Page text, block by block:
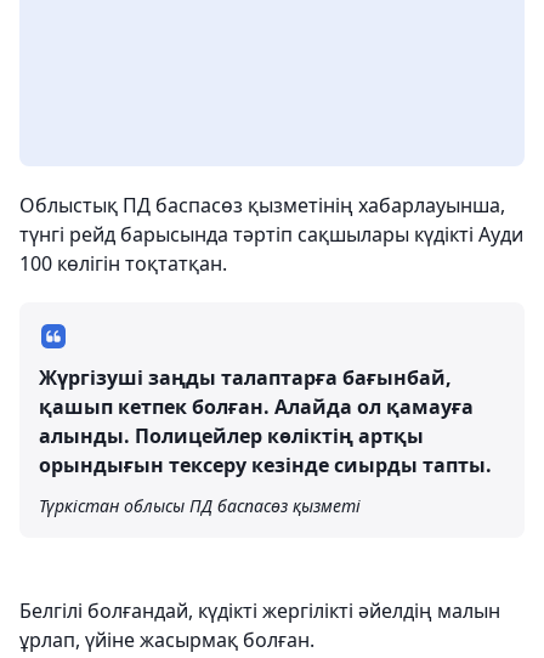
Облыстық ПД баспасөз қызметінің хабарлауынша,
түнгі рейд барысында тәртіп сақшылары күдікті Ауди
100 көлігін тоқтатқан.
Жүргізуші заңды талаптарға бағынбай,
қашып кетпек болған. Алайда ол қамауға
алынды. Полицейлер көліктің артқы
орындығын тексеру кезінде сиырды тапты.
Түркістан облысы ПД баспасөз қызметі
Белгілі болғандай, күдікті жергілікті әйелдің малын
ұрлап, үйіне жасырмақ болған.